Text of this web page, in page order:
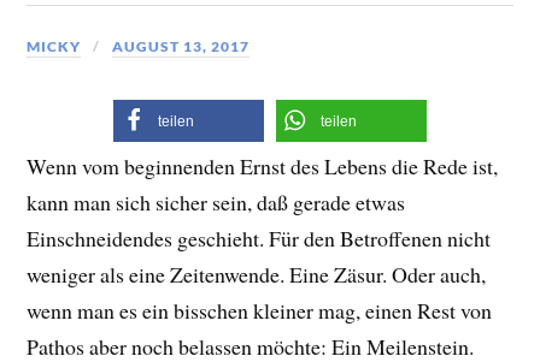
MICKY AUGUST 13, 2017
teilen teilen
Wenn vom beginnenden Ernst des Lebens die Rede ist,
kann man sich sicher sein, daß gerade etwas
Einschneidendes geschieht. Für den Betroffenen nicht
weniger als eine Zeitenwende. Eine Zäsur. Oder auch,
wenn man es ein bisschen kleiner mag, einen Rest von
Pathos aber noch belassen möchte: Ein Meilenstein.